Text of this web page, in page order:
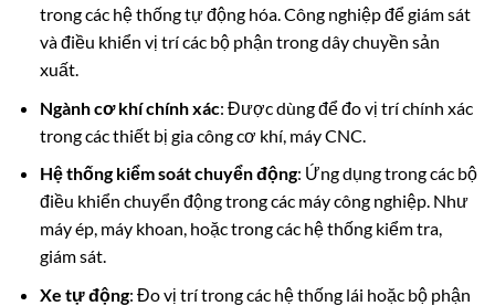
trong các hệ thống tự động hóa. Công nghiệp để giám sát
và điều khiển vị trí các bộ phận trong dây chuyền sản
xuất.
Ngành cơ khí chính xác: Được dùng để đo vị trí chính xác
trong các thiết bị gia công cơ khí, máy CNC.
Hệ thống kiểm soát chuyển động: Ứng dụng trong các bộ
điều khiển chuyển động trong các máy công nghiệp. Như
máy ép, máy khoan, hoặc trong các hệ thống kiểm tra,
giám sát.
Xe tự động: Đo vị trí trong các hệ thống lái hoặc bộ phận